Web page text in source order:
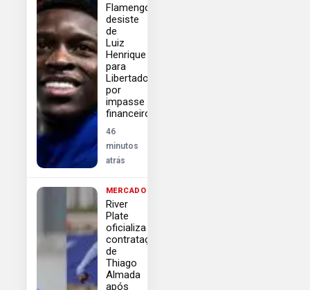
Flamengo
desiste
de
Luiz
Henrique
para
Libertadores
por
impasse
financeiro
46
minutos
atrás
MERCADO
River
Plate
oficializa
contratação
de
Thiago
Almada
após